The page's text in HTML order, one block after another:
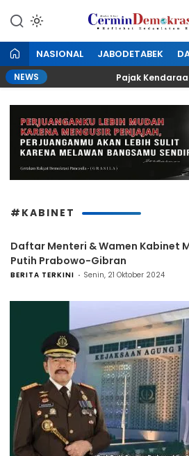
konten
Refleksi Kedaulatan
NASIONAL JABODETABEK
NEWS Pajak Kendaraan
#KABINET
Daftar Menteri & Wamen Kabinet
Putih Prabowo-Gibran
BERITA TERKINI Senin, 21 Oktober 2024